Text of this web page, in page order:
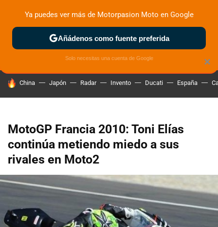
ZONA DE PRUEBAS DEPORTIVAS MOTOS ELÉCTRICAS
HOY SE HABLA DE
China Japón Radar Invento Ducati España
MotoGP Francia 2010: Toni Elías
continúa metiendo miedo a sus
rivales en Moto2
×
Ya puedes ver más de Motorpasion Moto en Google
Añádenos como fuente preferida
Solo necesitas una cuenta de Google